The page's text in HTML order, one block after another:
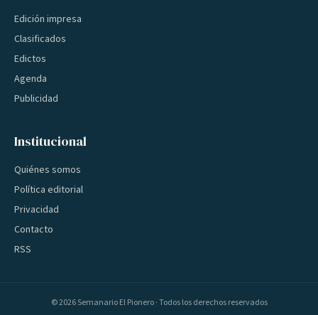
Edición impresa
Clasificados
Edictos
Agenda
Publicidad
Institucional
Quiénes somos
Política editorial
Privacidad
Contacto
RSS
©2026Semanario El Pionero · Todos los derechos reservados